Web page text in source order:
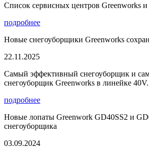
Список сервисных центров Greenworks
подробнее
Новые снегоуборщики Greenworks
22.11.2025
Самый эффективный снегоуборщик и
снегоуборщик Greenworks в линейке 40V.
подробнее
Новые лопаты Greenwork GD40SS2 и
снегоуборщика
03.09.2024